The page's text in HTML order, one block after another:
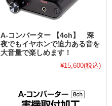
A-コンバーター 【4ch】 深
夜でもイヤホンで迫力ある音を
大音量で楽しめます！
¥15,600(税込)